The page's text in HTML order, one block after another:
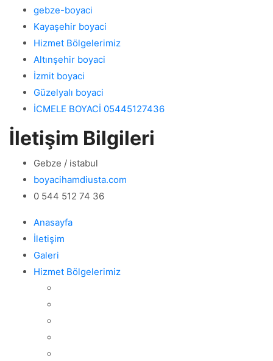
gebze-boyaci
Kayaşehir boyaci
Hizmet Bölgelerimiz
Altınşehir boyaci
İzmit boyaci
Güzelyalı boyaci
İCMELE BOYACİ 05445127436
İletişim Bilgileri
Gebze / istabul
boyacihamdiusta.com
0 544 512 74 36
Anasayfa
İletişim
Galeri
Hizmet Bölgelerimiz